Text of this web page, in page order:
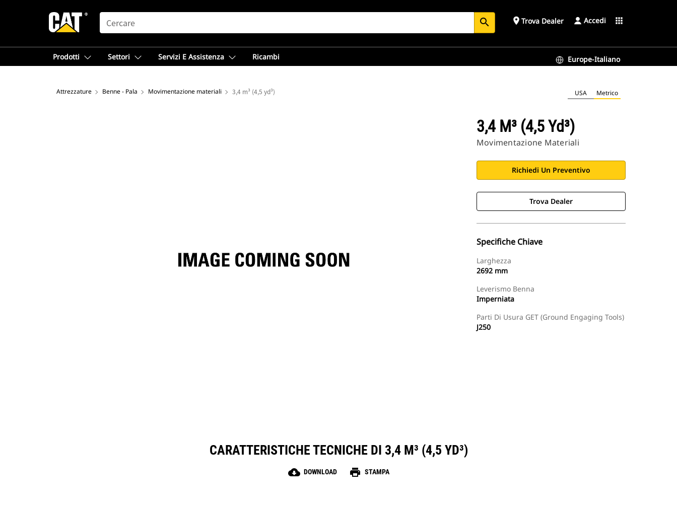
SEARCH search place Trova Dealer Accedi apps
Prodotti Settori Servizi E Assistenza Ricambi Europe-Italiano
Attrezzature Benne - Pala Movimentazione materiali 3,4 m³ (4,5 yd³) USA Metrico
3,4 M³ (4,5 Yd³)
Movimentazione Materiali
Richiedi Un Preventivo
Trova Dealer
Specifiche Chiave
Larghezza
2692 mm
Leverismo Benna
Imperniata
Parti Di Usura GET (Ground Engaging Tools)
J250
CARATTERISTICHE TECNICHE DI 3,4 M³ (4,5 YD³)
cloud_download DOWNLOAD print STAMPA